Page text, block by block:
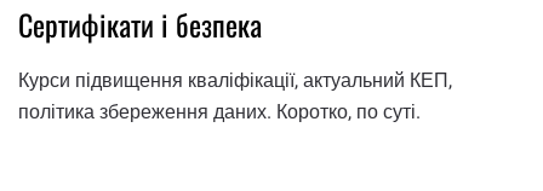
Сертифікати і безпека
Курси підвищення кваліфікації, актуальний КЕП,
політика збереження даних. Коротко, по суті.